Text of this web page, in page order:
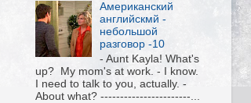
Американский
английскмй -
небольшой
разговор -10
- Aunt Kayla! What's
up? My mom's at work. - I know.
I need to talk to you, actually. -
About what? -----------------------...